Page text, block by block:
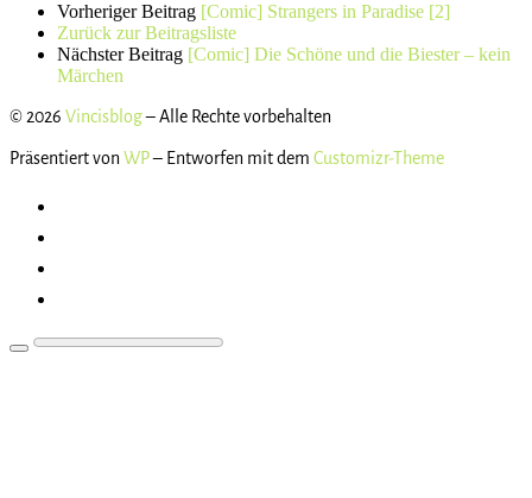
Vorheriger Beitrag [Comic] Strangers in Paradise [2]
Zurück zur Beitragsliste
Nächster Beitrag [Comic] Die Schöne und die Biester – kein
Märchen
© 2026 Vincisblog– Alle Rechte vorbehalten
Präsentiert von WP– Entworfen mit dem Customizr-Theme